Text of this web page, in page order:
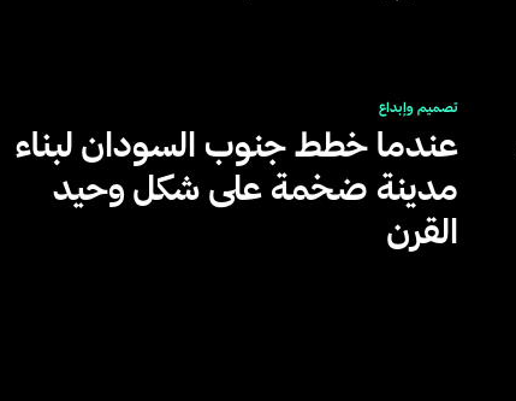
تصميم وإبداع
عندما خطط جنوب السودان لبناء
مدينة ضخمة على شكل وحيد
القرن